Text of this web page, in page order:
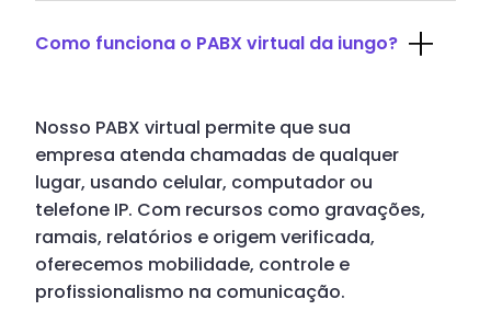
Como funciona o PABX virtual da iungo?
Nosso PABX virtual permite que sua
empresa atenda chamadas de qualquer
lugar, usando celular, computador ou
telefone IP. Com recursos como gravações,
ramais, relatórios e origem verificada,
oferecemos mobilidade, controle e
profissionalismo na comunicação.